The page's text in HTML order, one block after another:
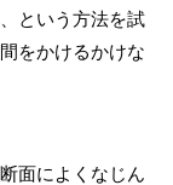
という方法を試
をかけるかけな
面によくなじん